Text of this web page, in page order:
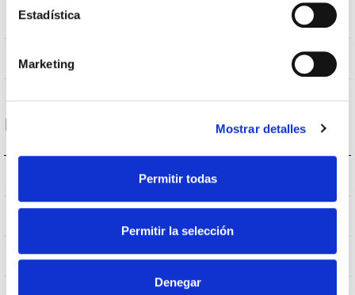
Estadística
Marketing
Mostrar detalles
Permitir todas
Permitir la selección
Denegar
Optical VA00K0M
Higher Hemispheric Flow
IK Impact resistance
Body AL iap